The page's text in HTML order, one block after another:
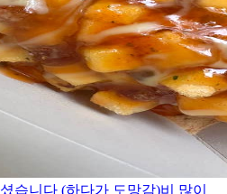
습니다 (하다가 도망감)비 많이